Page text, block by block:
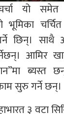
यो
भूमिका
छिन्।
आमिर
ब्यस्त
सुरु गर्ने छन्।
३ वटा